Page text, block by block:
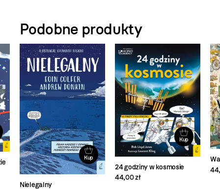
Podobne produkty
Kup
Nielegalny
Kup
24 godziny w kosmosie
44,00 zł